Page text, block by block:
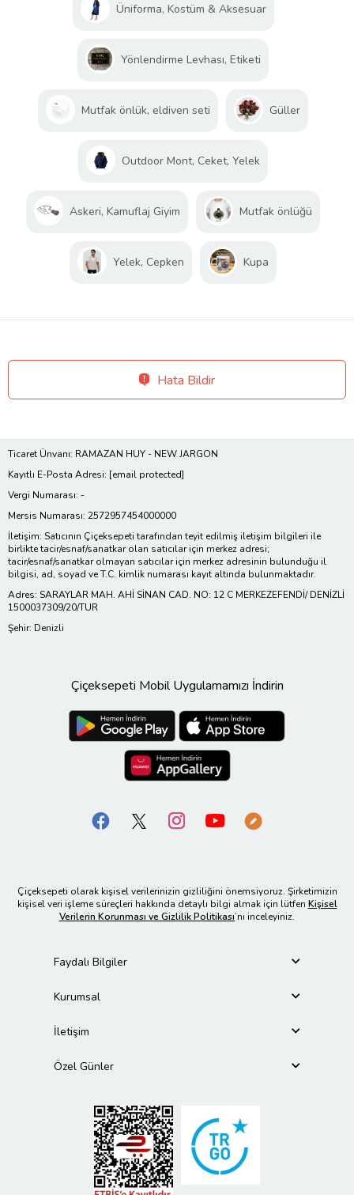
Üniforma, Kostüm & Aksesuar
Yönlendirme Levhası, Etiketi
Mutfak önlük, eldiven seti Güller
Outdoor Mont, Ceket, Yelek
Askeri, Kamuflaj Giyim Mutfak önlüğü
Yelek, Cepken Kupa
Hata Bildir
Ticaret Ünvanı: RAMAZAN HUY - NEW JARGON
Kayıtlı E-Posta Adresi: [email protected]
Vergi Numarası: -
Mersis Numarası: 2572957454000000
İletişim: Satıcının Çiçeksepeti tarafından teyit edilmiş iletişim bilgileri ile
birlikte tacir/esnaf/sanatkar olan satıcılar için merkez adresi;
tacir/esnaf/sanatkar olmayan satıcılar için merkez adresinin bulunduğu il
bilgisi, ad, soyad ve T.C. kimlik numarası kayıt altında bulunmaktadır.
Adres: SARAYLAR MAH. AHİ SİNAN CAD. NO: 12 C MERKEZEFENDİ/ DENİZLİ
1500037309/20/TUR
Şehir: Denizli
Çiçeksepeti Mobil Uygulamamızı İndirin
Çiçeksepeti olarak kişisel verilerinizin gizliliğini önemsiyoruz. Şirketimizin
kişisel veri işleme süreçleri hakkında detaylı bilgi almak için lütfen Kişisel
Verilerin Korunması ve Gizlilik Politikası’nı inceleyiniz.
Faydalı Bilgiler
Kurumsal
İletişim
Özel Günler